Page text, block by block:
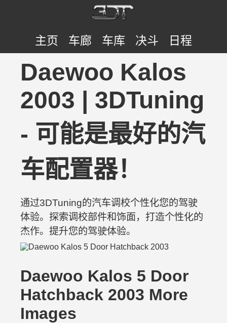
主页 车廊 车库 决斗 日程
Daewoo Kalos
2003 | 3DTuning
- 可能是最好的汽
车配置器！
通过3DTuning的汽车调校个性化您的驾驶
体验。探索调校部件和饰面，打造个性化的
杰作。提升您的驾驶体验。
Daewoo Kalos 5 Door
Hatchback 2003 More
Images